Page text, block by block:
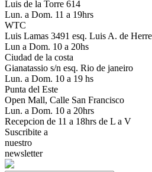
Luis de la Torre 614
Lun. a Dom. 11 a 19hrs
WTC
Luis Lamas 3491 esq. Luis A. de
Lun a Dom. 10 a 20hs
Ciudad de la costa
Gianatassio s/n esq. Rio de janeiro
Lun. a Dom. 10 a 19 hs
Punta del Este
Open Mall, Calle San Francisco
Lun. a Dom. 10 a 20hrs
Recepcion de 11 a 18hrs de L a V
Suscribite a
nuestro
newsletter